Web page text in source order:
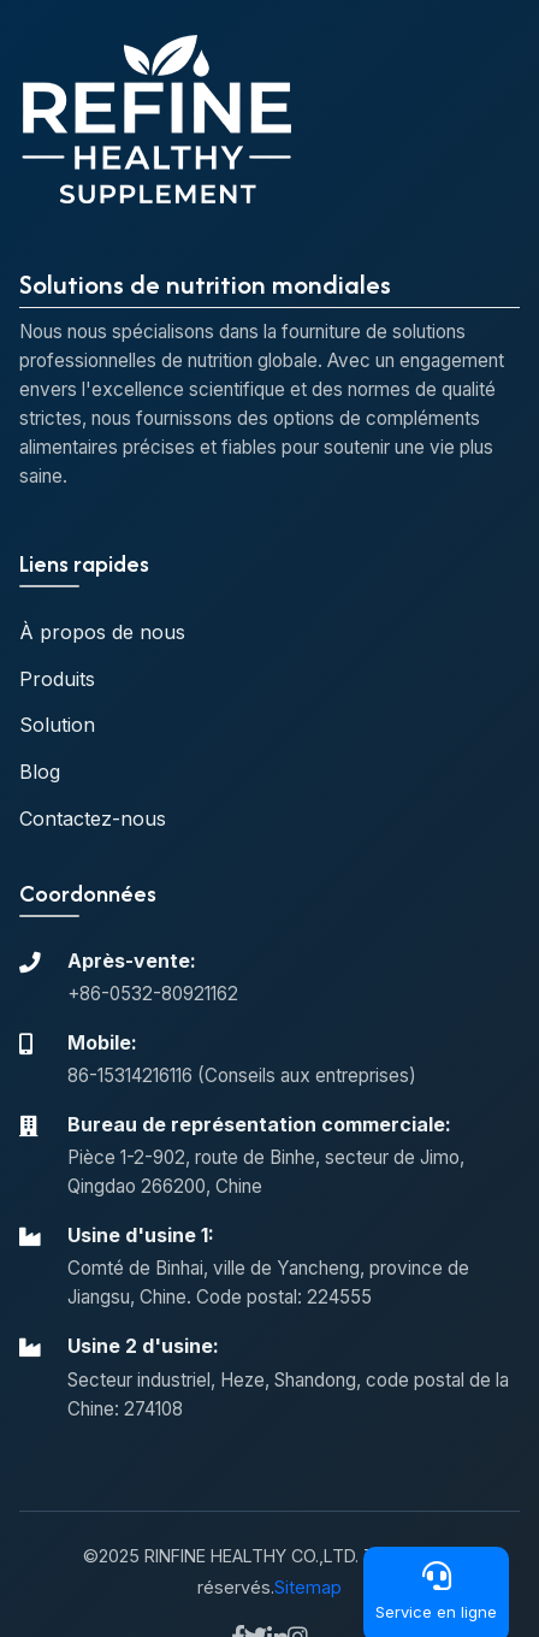
Solutions de nutrition mondiales
Nous nous spécialisons dans la fourniture de solutions
professionnelles de nutrition globale. Avec un engagement
envers l'excellence scientifique et des normes de qualité
strictes, nous fournissons des options de compléments
alimentaires précises et fiables pour soutenir une vie plus
saine.
Liens rapides
À propos de nous
Produits
Solution
Blog
Contactez-nous
Coordonnées
Après-vente:
+86-0532-80921162
Mobile:
86-15314216116 (Conseils aux entreprises)
Bureau de représentation commerciale:
Pièce 1-2-902, route de Binhe, secteur de Jimo,
Qingdao 266200, Chine
Usine d'usine 1:
Comté de Binhai, ville de Yancheng, province de
Jiangsu, Chine. Code postal: 224555
Usine 2 d'usine:
Secteur industriel, Heze, Shandong, code postal de la
Chine: 274108
©2025 RINFINE HEALTHY CO.,LTD. Tous droits
réservés.Sitemap
Service en ligne